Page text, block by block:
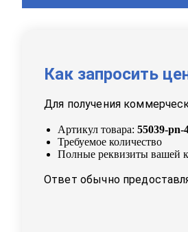
Как запросить
Для получения
Артикул товара: 55039-pn-
Требуемое количество
Полные реквизиты вашей
Ответ обычно